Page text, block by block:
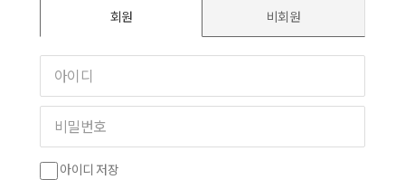
회원 비회원
아이디 저장